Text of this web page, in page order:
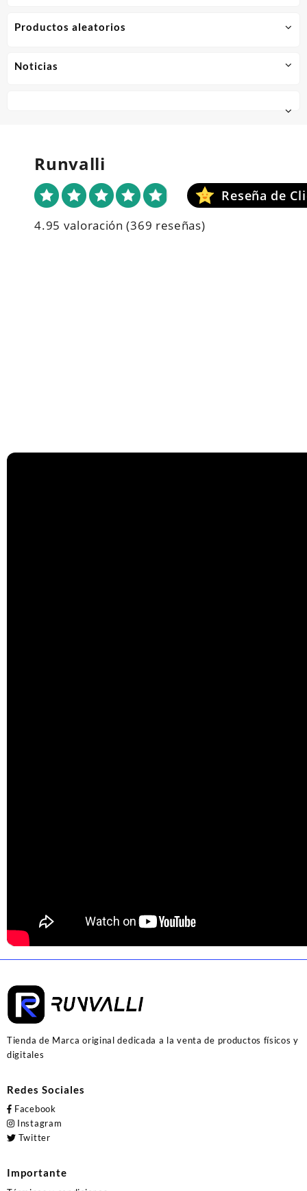
Productos aleatorios
Noticias
Runvalli
4.95 valoración (369 reseñas)
Tienda de Marca original dedicada a la venta de productos físicos y
digitales
Redes Sociales
Facebook
Instagram
Twitter
Importante